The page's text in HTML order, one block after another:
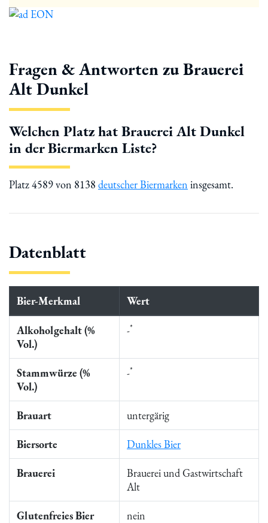
Fragen & Antworten zu Brauerei
Alt Dunkel
Welchen Platz hat Brauerei Alt Dunkel
in der Biermarken Liste?
Platz 4589 von 8138 deutscher Biermarken insgesamt.
Datenblatt
Bier-Merkmal Wert
Alkoholgehalt (%
Vol.)
-*
Stammwürze (%
Vol.)
-*
Brauart untergärig
Biersorte Dunkles Bier
Brauerei
Brauerei und Gastwirtschaft
Alt
Glutenfreies Bier nein